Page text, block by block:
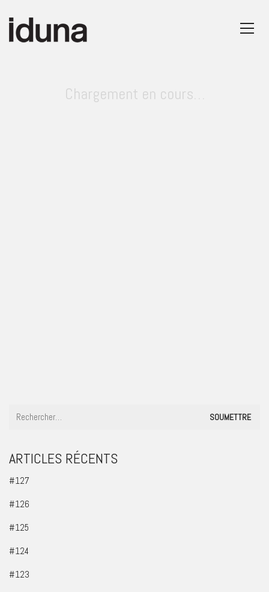
Chargement en cours…
ARTICLES RÉCENTS
#127
#126
#125
#124
#123